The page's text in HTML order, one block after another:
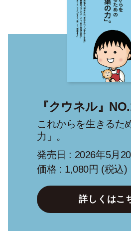
『クウネル』
これからを生きるた
力」。
発売日 : 2026年5月20
価格 : 1,080円 (税込)
詳しくはこ